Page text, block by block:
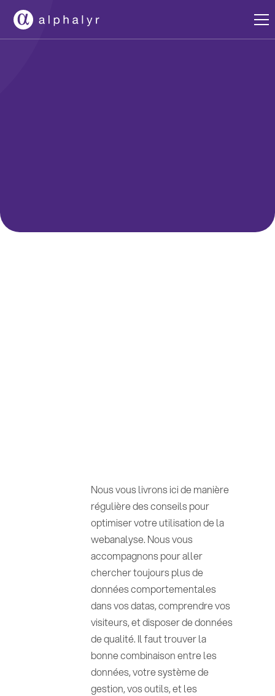
Nous vous livrons ici de manière
régulière des conseils pour
optimiser votre utilisation de la
webanalyse. Nous vous
accompagnons pour aller
chercher toujours plus de
données comportementales
dans vos datas, comprendre vos
visiteurs, et disposer de données
de qualité. Il faut trouver la
bonne combinaison entre les
données, votre système de
gestion, vos outils, et les